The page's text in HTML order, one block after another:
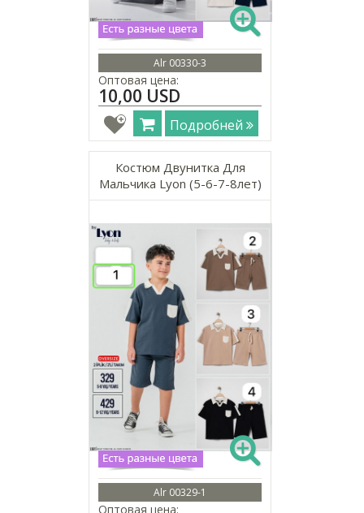
Alr 00330-3
Оптовая цена:
10,00 USD
Подробней
Костюм Двунитка Для
Мальчика Lyon (5-6-7-8лет)
Alr 00329-1
Оптовая цена: